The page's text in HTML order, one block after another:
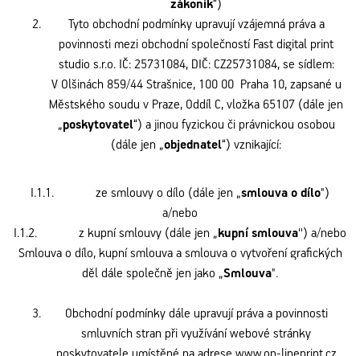
zákoník“)
Tyto obchodní podmínky upravují vzájemná práva a
povinnosti mezi obchodní společností Fast digital print
studio s.r.o. IČ: 25731084, DIČ: CZ25731084, se sídlem:
V Olšinách 859/44 Strašnice, 100 00 Praha 10, zapsané u
Městského soudu v Praze, Oddíl C, vložka 65107 (dále jen
„poskytovatel“) a jinou fyzickou či právnickou osobou
(dále jen „objednatel“) vznikající:
I.1.1. ze smlouvy o dílo (dále jen „smlouva o dílo")
a/nebo
I.1.2. z kupní smlouvy (dále jen „kupní smlouva'') a/nebo
Smlouva o dílo, kupní smlouva a smlouva o vytvoření grafických
děl dále společně jen jako „Smlouva".
Obchodní podmínky dále upravují práva a povinnosti
smluvních stran při využívání webové stránky